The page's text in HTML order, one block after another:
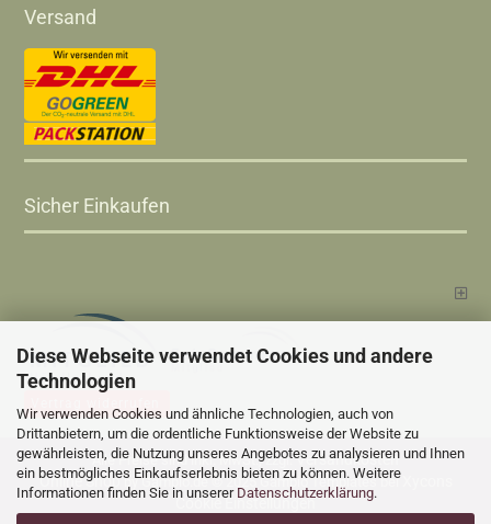
Diese Webseite verwendet Cookies und andere
Technologien
Wir verwenden Cookies und ähnliche Technologien, auch von
Drittanbietern, um die ordentliche Funktionsweise der Website zu
gewährleisten, die Nutzung unseres Angebotes zu analysieren und Ihnen
ein bestmögliches Einkaufserlebnis bieten zu können. Weitere
Informationen finden Sie in unserer Datenschutzerklärung.
Versand
Sicher Einkaufen
Alle Preise sind inkl. MwSt., zzgl.Versandkosten
Online Shopby Gambio.de © 2025 Gambio Templates bei
Cookie Einstellungen